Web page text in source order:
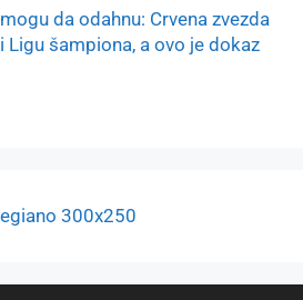
mogu da odahnu: Crvena zvezda
Ligu šampiona, a ovo je dokaz